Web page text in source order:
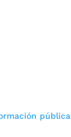
pública